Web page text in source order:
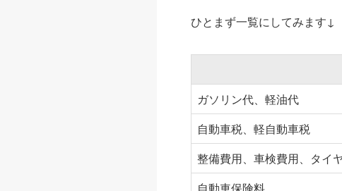
ひとまず一覧にしてみます↓
ガソリン代、軽油代
自動車税、軽自動車税
整備費用、車検費用、タイ
自動車保険料